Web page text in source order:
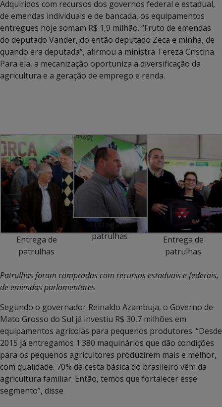
Adquiridos com recursos dos governos federal e estadual,
de emendas individuais e de bancada, os equipamentos
entregues hoje somam R$ 1,9 milhão. “Fruto de emendas
do deputado Vander, do então deputado Zeca e minha, de
quando era deputada”, afirmou a ministra Tereza Cristina.
Para ela, a mecanização oportuniza a diversificação da
agricultura e a geração de emprego e renda.
Entrega de
patrulhas
Entrega de
patrulhas
Entrega de
patrulhas
Patrulhas foram compradas com recursos estaduais e federais,
de emendas parlamentares
Segundo o governador Reinaldo Azambuja, o Governo de
Mato Grosso do Sul já investiu R$ 30,7 milhões em
equipamentos agrícolas para pequenos produtores. “Desde
2015 já entregamos 1.380 maquinários que dão condições
para os pequenos agricultores produzirem mais e melhor,
com qualidade. 70% da cesta básica do brasileiro vêm da
agricultura familiar. Então, temos que fortalecer esse
segmento”, disse.